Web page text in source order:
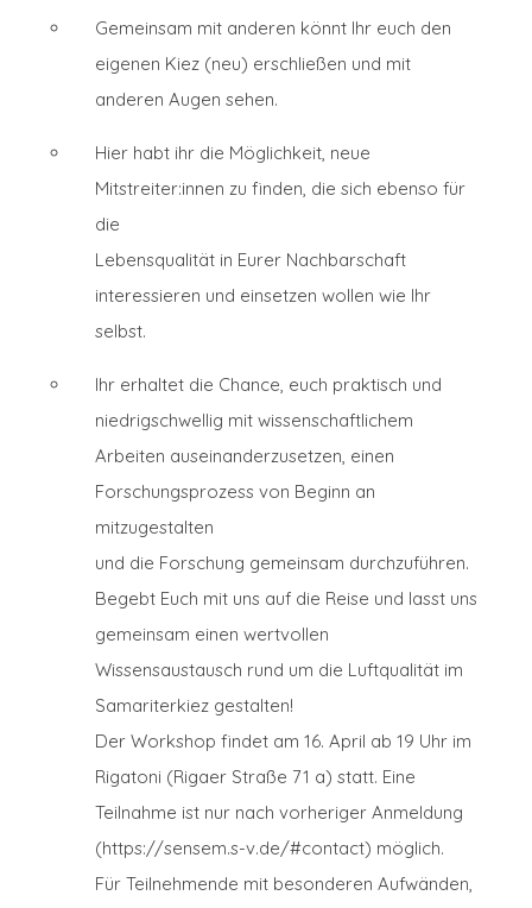
Gemeinsam mit anderen könnt Ihr euch den
eigenen Kiez (neu) erschließen und mit
anderen Augen sehen.
Hier habt ihr die Möglichkeit, neue
Mitstreiter:innen zu finden, die sich ebenso für
die
Lebensqualität in Eurer Nachbarschaft
interessieren und einsetzen wollen wie Ihr
selbst.
Ihr erhaltet die Chance, euch praktisch und
niedrigschwellig mit wissenschaftlichem
Arbeiten auseinanderzusetzen, einen
Forschungsprozess von Beginn an
mitzugestalten
und die Forschung gemeinsam durchzuführen.
Begebt Euch mit uns auf die Reise und lasst uns
gemeinsam einen wertvollen
Wissensaustausch rund um die Luftqualität im
Samariterkiez gestalten!
Der Workshop findet am 16. April ab 19 Uhr im
Rigatoni (Rigaer Straße 71 a) statt. Eine
Teilnahme ist nur nach vorheriger Anmeldung
(https://sensem.s-v.de/#contact) möglich.
Für Teilnehmende mit besonderen Aufwänden,